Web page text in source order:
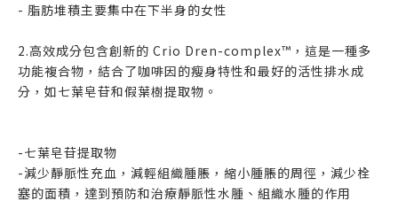
- 脂肪堆積主要集中在下半身的女性
2.高效成分​包含創新的 Crio Dren-complex™，這是一種多
功能複合物，結合了咖啡因的瘦身特性和最好的活性排水成
分，如七葉皂苷和假葉樹提取物。
-七葉皂苷提取物
-減少靜脈性充血，減輕組織腫脹，縮小腫脹的周徑，減少栓
塞的面積，達到預防和治療靜脈性水腫、組織水腫的作用